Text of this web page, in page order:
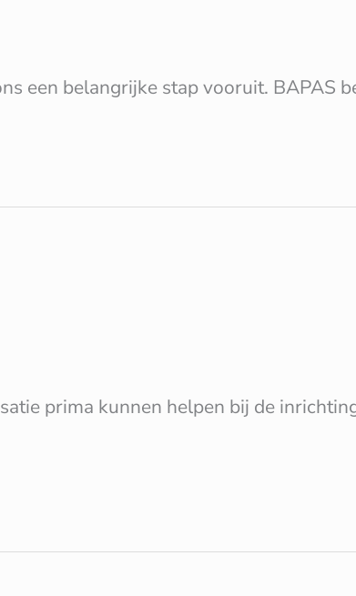
een belangrijke stap vooruit. BAPAS
prima kunnen helpen bij de